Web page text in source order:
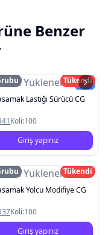
Benzer
YüklenemediYeni
Tükendi
Lastiği Sürücü CG
Koli:100
Giriş yapınız
Yüklenemedi
Tükendi
Yolcu Modifiye CG
Koli:100
Giriş yapınız